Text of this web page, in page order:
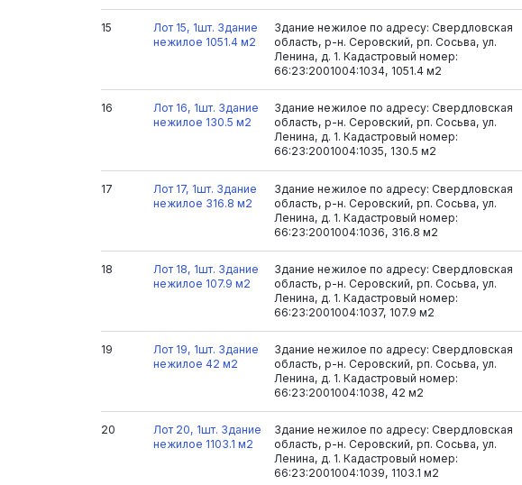
15
Лот 15, 1шт. Здание
нежилое 1051.4 м2
Здание нежилое по адресу: Свердловская
область, р-н. Серовский, рп. Сосьва, ул.
Ленина, д. 1. Кадастровый номер:
66:23:2001004:1034, 1051.4 м2
16
Лот 16, 1шт. Здание
нежилое 130.5 м2
Здание нежилое по адресу: Свердловская
область, р-н. Серовский, рп. Сосьва, ул.
Ленина, д. 1. Кадастровый номер:
66:23:2001004:1035, 130.5 м2
17
Лот 17, 1шт. Здание
нежилое 316.8 м2
Здание нежилое по адресу: Свердловская
область, р-н. Серовский, рп. Сосьва, ул.
Ленина, д. 1. Кадастровый номер:
66:23:2001004:1036, 316.8 м2
18
Лот 18, 1шт. Здание
нежилое 107.9 м2
Здание нежилое по адресу: Свердловская
область, р-н. Серовский, рп. Сосьва, ул.
Ленина, д. 1. Кадастровый номер:
66:23:2001004:1037, 107.9 м2
19
Лот 19, 1шт. Здание
нежилое 42 м2
Здание нежилое по адресу: Свердловская
область, р-н. Серовский, рп. Сосьва, ул.
Ленина, д. 1. Кадастровый номер:
66:23:2001004:1038, 42 м2
20
Лот 20, 1шт. Здание
нежилое 1103.1 м2
Здание нежилое по адресу: Свердловская
область, р-н. Серовский, рп. Сосьва, ул.
Ленина, д. 1. Кадастровый номер:
66:23:2001004:1039, 1103.1 м2